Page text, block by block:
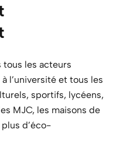
tous les acteurs
l’université et tous les
sportifs, lycéens,
MJC, les maisons de
d’éco-